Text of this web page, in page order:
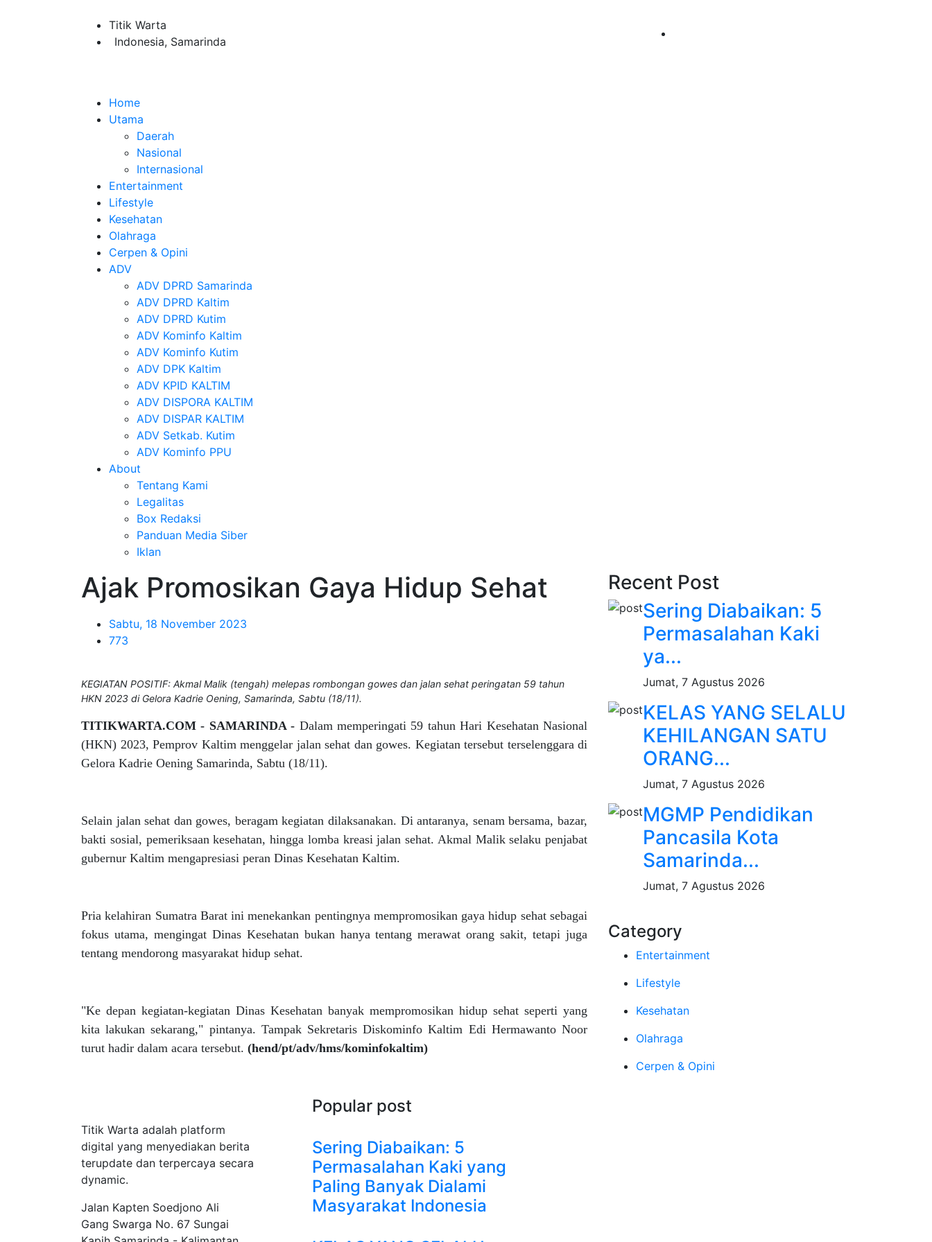
Titik Warta
Indonesia, Samarinda
Home
Utama
Daerah
Nasional
Internasional
Entertainment
Lifestyle
Kesehatan
Olahraga
Cerpen & Opini
ADV
ADV DPRD Samarinda
ADV DPRD Kaltim
ADV DPRD Kutim
ADV Kominfo Kaltim
ADV Kominfo Kutim
ADV DPK Kaltim
ADV KPID KALTIM
ADV DISPORA KALTIM
ADV DISPAR KALTIM
ADV Setkab. Kutim
ADV Kominfo PPU
About
Tentang Kami
Legalitas
Box Redaksi
Panduan Media Siber
Iklan
Ajak Promosikan Gaya Hidup Sehat
Sabtu, 18 November 2023
773
KEGIATAN POSITIF: Akmal Malik (tengah) melepas rombongan gowes dan jalan sehat peringatan 59 tahun
HKN 2023 di Gelora Kadrie Oening, Samarinda, Sabtu (18/11).
TITIKWARTA.COM - SAMARINDA - Dalam memperingati 59 tahun Hari Kesehatan Nasional
(HKN) 2023, Pemprov Kaltim menggelar jalan sehat dan gowes. Kegiatan tersebut terselenggara di
Gelora Kadrie Oening Samarinda, Sabtu (18/11).
Selain jalan sehat dan gowes, beragam kegiatan dilaksanakan. Di antaranya, senam bersama, bazar,
bakti sosial, pemeriksaan kesehatan, hingga lomba kreasi jalan sehat. Akmal Malik selaku penjabat
gubernur Kaltim mengapresiasi peran Dinas Kesehatan Kaltim.
Pria kelahiran Sumatra Barat ini menekankan pentingnya mempromosikan gaya hidup sehat sebagai
fokus utama, mengingat Dinas Kesehatan bukan hanya tentang merawat orang sakit, tetapi juga
tentang mendorong masyarakat hidup sehat.
"Ke depan kegiatan-kegiatan Dinas Kesehatan banyak mempromosikan hidup sehat seperti yang
kita lakukan sekarang," pintanya. Tampak Sekretaris Diskominfo Kaltim Edi Hermawanto Noor
turut hadir dalam acara tersebut. (hend/pt/adv/hms/kominfokaltim)
Recent Post
Sering Diabaikan: 5
Permasalahan Kaki
ya...
Jumat, 7 Agustus 2026
KELAS YANG SELALU
KEHILANGAN SATU
ORANG...
Jumat, 7 Agustus 2026
MGMP Pendidikan
Pancasila Kota
Samarinda...
Jumat, 7 Agustus 2026
Category
Entertainment
Lifestyle
Kesehatan
Olahraga
Cerpen & Opini
Titik Warta adalah platform
digital yang menyediakan berita
terupdate dan terpercaya secara
dynamic.
Jalan Kapten Soedjono Ali
Gang Swarga No. 67 Sungai
Popular post
Sering Diabaikan: 5
Permasalahan Kaki yang
Paling Banyak Dialami
Masyarakat Indonesia